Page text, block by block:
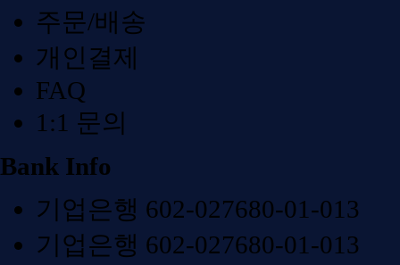
주문/배송
개인결제
FAQ
1:1 문의
Bank Info
기업은행 602-027680-01-013
기업은행 602-027680-01-013